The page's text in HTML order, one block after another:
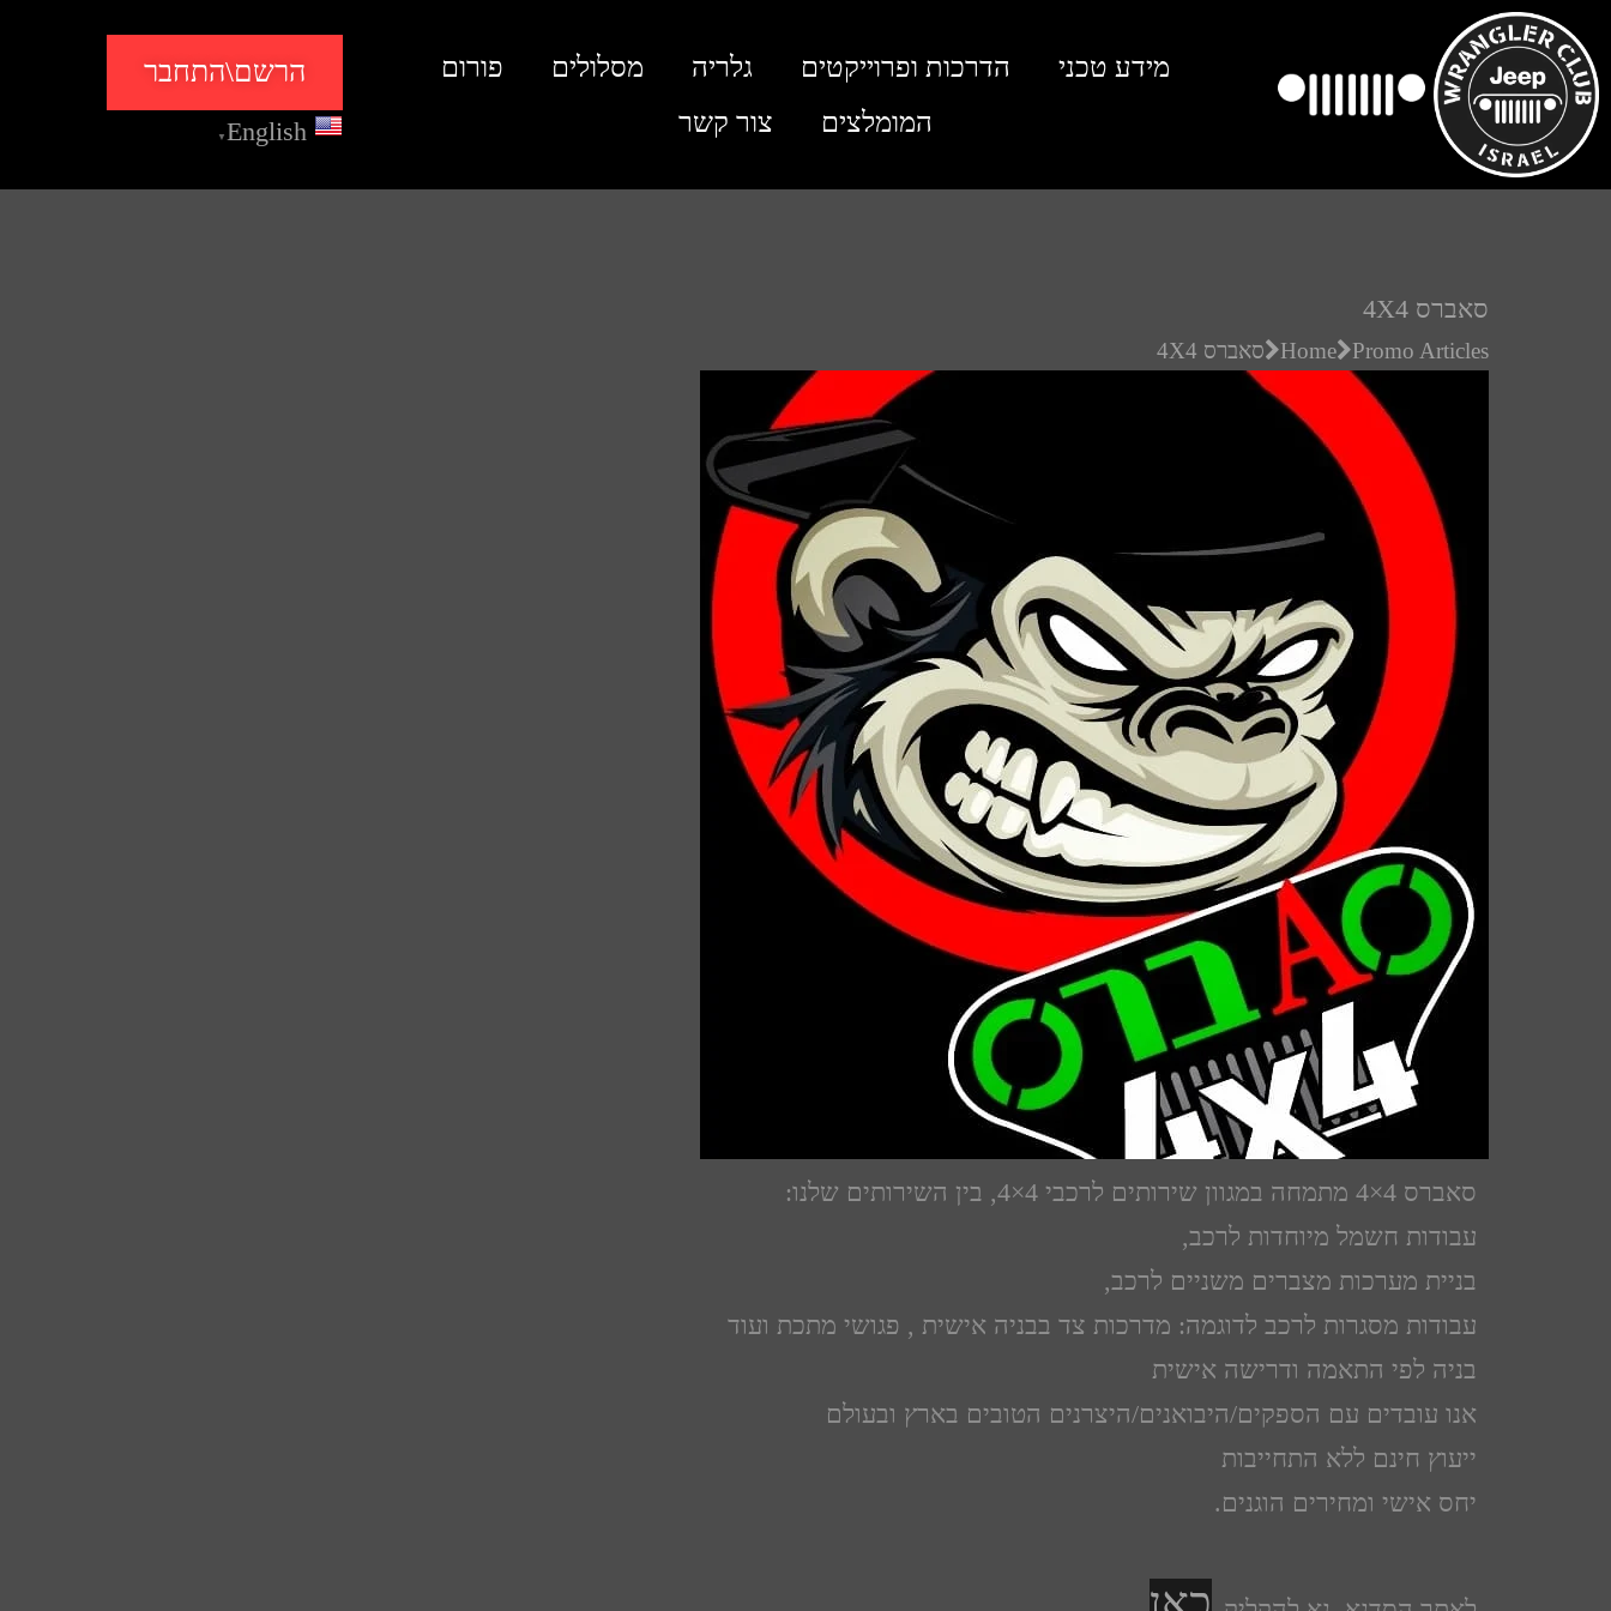
מידע טכני הדרכות ופרוייקטים גלריה מסלולים
פורום
המומלצים
צור קשר
הרשם\התחבר
English
▼
סאברס 4X4
Home Promo Articles סאברס 4X4
סאברס 4×4 מתמחה במגוון שירותים לרכבי 4×4, בין השירותים שלנו:
עבודות חשמל מיוחדות לרכב,
בניית מערכות מצברים משניים לרכב,
עבודות מסגרות לרכב לדוגמה: מדרכות צד בבניה אישית , פגושי מתכת ועוד
בניה לפי התאמה ודרישה אישית
אנו עובדים עם הספקים/היבואנים/היצרנים הטובים בארץ ובעולם
ייעוץ חינם ללא התחייבות
יחס אישי ומחירים הוגנים.